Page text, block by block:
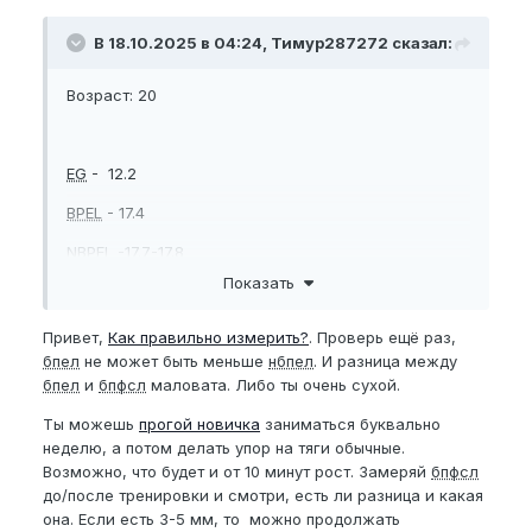
прогресс? Помогите
приобрел пенимастер, естественно я не знал
наводке сайта екстендер24. А именно, носил
каждый день этот пенимастер 3 сетами по 2-2,5
месяца заметил что эрекция значительно
пытался мастурбировать, утренние стояки пропали
и даже стали хуже. Узи ничего не показало (я
думал что все плохо)
Лишь спустя почти 5 месяцев я заметил
значительное улучшение в этом плане и решился
вернуться для больших результатов, но только
теперь с головой
В 18.10.2025 в 04:24, Тимур287272 сказал:
Возраст: 20
EG - 12.2
BPEL - 17.4
NBPEL -17.7-17.8
Твердость эрекции 7-8
Цель
EG- 13.5
Показать
Привет, Как правильно измерить?. Проверь ещё раз,
бпел не может быть меньше нбпел. И разница между
бпел и бпфсл маловата. Либо ты очень сухой.
Ты можешь прогой новичка заниматься буквально
неделю, а потом делать упор на тяги обычные.
Возможно, что будет и от 10 минут рост. Замеряй бпфсл
до/после тренировки и смотри, есть ли разница и какая
она. Если есть 3-5 мм, то можно продолжать